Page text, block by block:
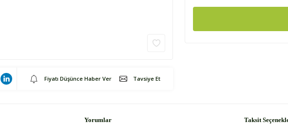
Fiyatı Düşünce Haber Ver Tavsiye Et
Yorumlar Taksit